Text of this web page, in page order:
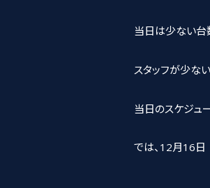
当日は少ない台
スタッフが少な
当日のスケジュ
では、12月16日